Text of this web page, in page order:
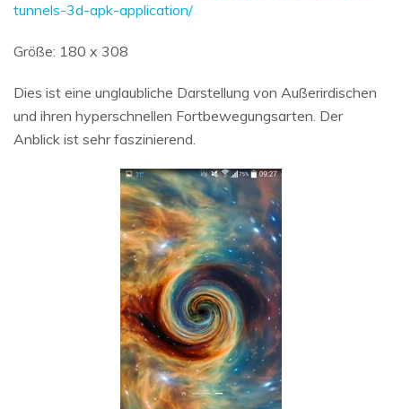
tunnels-3d-apk-application/
Größe: 180 x 308
Dies ist eine unglaubliche Darstellung von Außerirdischen
und ihren hyperschnellen Fortbewegungsarten. Der
Anblick ist sehr faszinierend.